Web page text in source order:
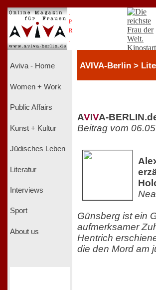
P
R
Aviva - Home
Women + Work
Public Affairs
Kunst + Kultur
Jüdisches Leben
Literatur
Interviews
Sport
About us
AVIVA-Berlin >
AVIVA-
Beitrag vom
Günsberg ist ein
aufmerksamer
Hentrich
die den Mord am